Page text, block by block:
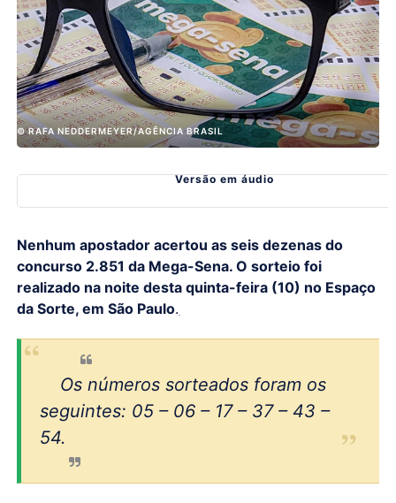
© RAFA NEDDERMEYER/AGÊNCIA BRASIL
Versão em áudio
Nenhum apostador acertou as seis dezenas do
concurso 2.851 da Mega-Sena. O sorteio foi
realizado na noite desta quinta-feira (10) no Espaço
da Sorte, em São Paulo.
Os números sorteados foram os
seguintes: 05 – 06 – 17 – 37 – 43 –
54.